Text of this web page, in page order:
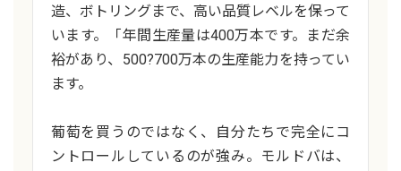
造、ボトリングまで、高い品質レベルを保って
います。「年間生産量は400万本です。まだ余
裕があり、500?700万本の生産能力を持ってい
ます。
葡萄を買うのではなく、自分たちで完全にコ
ントロールしているのが強み。モルドバは、